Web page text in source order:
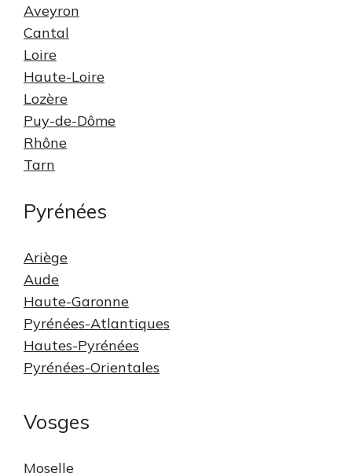
Aveyron
Cantal
Loire
Haute-Loire
Lozère
Puy-de-Dôme
Rhône
Tarn
Pyrénées
Ariège
Aude
Haute-Garonne
Pyrénées-Atlantiques
Hautes-Pyrénées
Pyrénées-Orientales
Vosges
Moselle